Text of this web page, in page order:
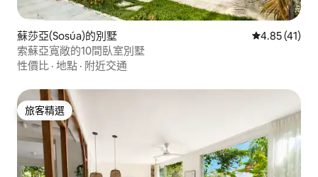
蘇莎亞(Sosúa)的別墅 從 41 則評價
4.85 (41)
索蘇亞寬敞的10間臥室別墅
性價比 · 地點 · 附近交通
旅客精選
旅客精選